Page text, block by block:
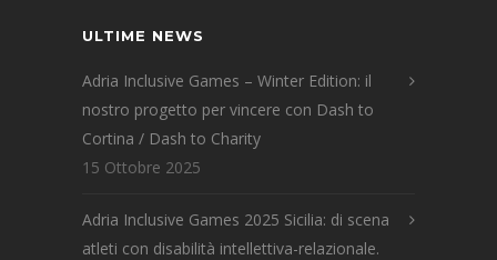
ULTIME NEWS
Adria Inclusive Games – Winter Edition: il
nostro progetto per vincere con Dash to
Cortina / Dash to Charity
15 Ottobre 2025
Adria Inclusive Games 2025 Sicilia: di scena
atleti con disabilità intellettiva-relazionale.